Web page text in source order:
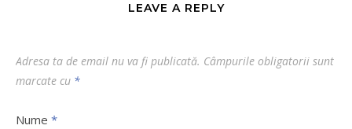
LEAVE A REPLY
Adresa ta de email nu va fi publicată. Câmpurile obligatorii sunt
marcate cu *
Nume *